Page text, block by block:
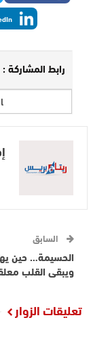
رابط المشاركة :
السابق
الحسيمة… حين
ويبقى القلب
تعليقات الزوار